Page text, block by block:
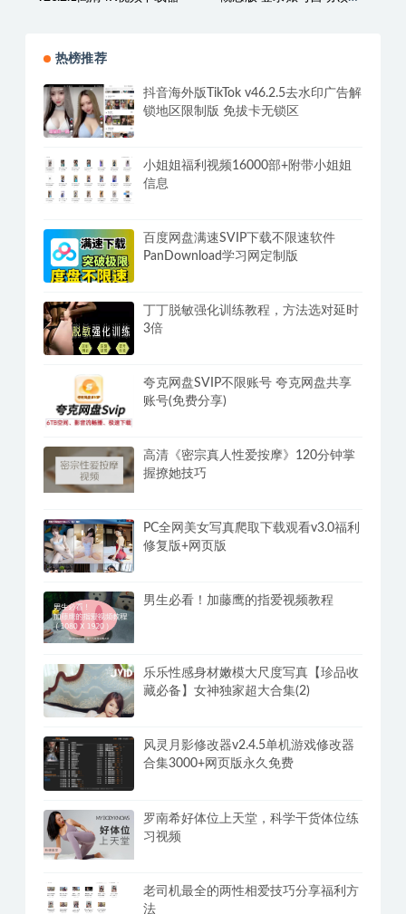
热榜推荐
抖音海外版TikTok v46.2.5去水印广告解
锁地区限制版 免拔卡无锁区
小姐姐福利视频16000部+附带小姐姐
信息
百度网盘满速SVIP下载不限速软件
PanDownload学习网定制版
丁丁脱敏强化训练教程，方法选对延时
3倍
夸克网盘SVIP不限账号 夸克网盘共享
账号(免费分享)
高清《密宗真人性爱按摩》120分钟掌
握撩她技巧
PC全网美女写真爬取下载观看v3.0福利
修复版+网页版
男生必看！加藤鹰的指爱视频教程
乐乐性感身材嫩模大尺度写真【珍品收
藏必备】女神独家超大合集(2)
风灵月影修改器v2.4.5单机游戏修改器
合集3000+网页版永久免费
罗南希好体位上天堂，科学干货体位练
习视频
老司机最全的两性相爱技巧分享福利方
法